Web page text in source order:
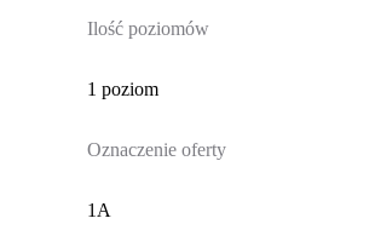
Ilość poziomów
1 poziom
Oznaczenie oferty
1A